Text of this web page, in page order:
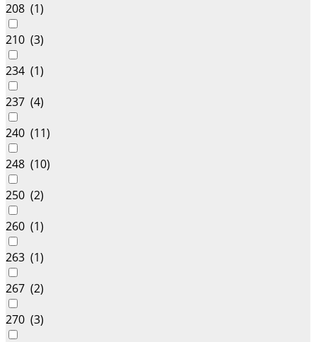
208 (1)
210 (3)
234 (1)
237 (4)
240 (11)
248 (10)
250 (2)
260 (1)
263 (1)
267 (2)
270 (3)